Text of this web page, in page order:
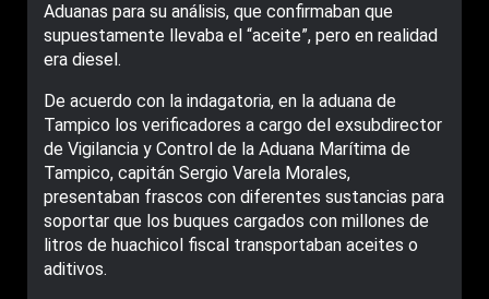
Aduanas para su análisis, que confirmaban que
supuestamente llevaba el “aceite”, pero en realidad
era diesel.
De acuerdo con la indagatoria, en la aduana de
Tampico los verificadores a cargo del exsubdirector
de Vigilancia y Control de la Aduana Marítima de
Tampico, capitán Sergio Varela Morales,
presentaban frascos con diferentes sustancias para
soportar que los buques cargados con millones de
litros de huachicol fiscal transportaban aceites o
aditivos.